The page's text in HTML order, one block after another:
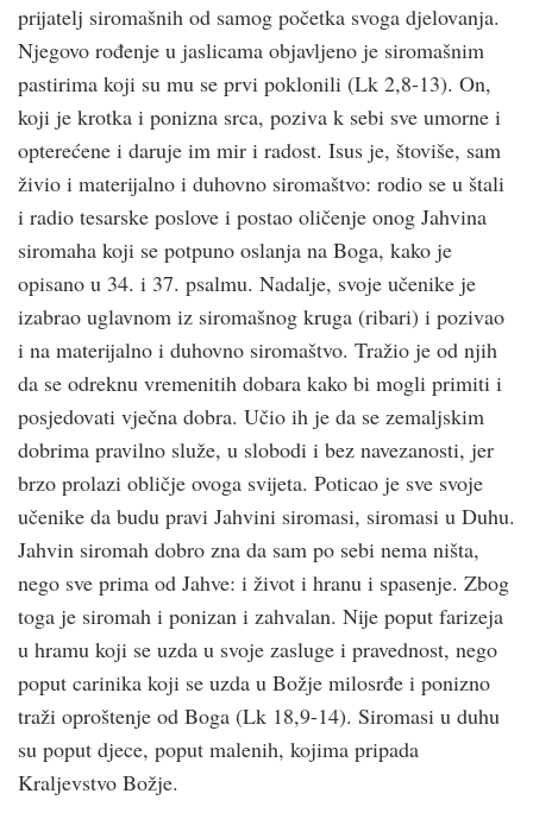
prijatelj siromašnih od samog početka svoga djelovanja.
Njegovo rođenje u jaslicama objavljeno je siromašnim
pastirima koji su mu se prvi poklonili (Lk 2,8-13). On,
koji je krotka i ponizna srca, poziva k sebi sve umorne i
opterećene i daruje im mir i radost. Isus je, štoviše, sam
živio i materijalno i duhovno siromaštvo: rodio se u štali
i radio tesarske poslove i postao oličenje onog Jahvina
siromaha koji se potpuno oslanja na Boga, kako je
opisano u 34. i 37. psalmu. Nadalje, svoje učenike je
izabrao uglavnom iz siromašnog kruga (ribari) i pozivao
i na materijalno i duhovno siromaštvo. Tražio je od njih
da se odreknu vremenitih dobara kako bi mogli primiti i
posjedovati vječna dobra. Učio ih je da se zemaljskim
dobrima pravilno služe, u slobodi i bez navezanosti, jer
brzo prolazi obličje ovoga svijeta. Poticao je sve svoje
učenike da budu pravi Jahvini siromasi, siromasi u Duhu.
Jahvin siromah dobro zna da sam po sebi nema ništa,
nego sve prima od Jahve: i život i hranu i spasenje. Zbog
toga je siromah i ponizan i zahvalan. Nije poput farizeja
u hramu koji se uzda u svoje zasluge i pravednost, nego
poput carinika koji se uzda u Božje milosrđe i ponizno
traži oproštenje od Boga (Lk 18,9-14). Siromasi u duhu
su poput djece, poput malenih, kojima pripada
Kraljevstvo Božje.